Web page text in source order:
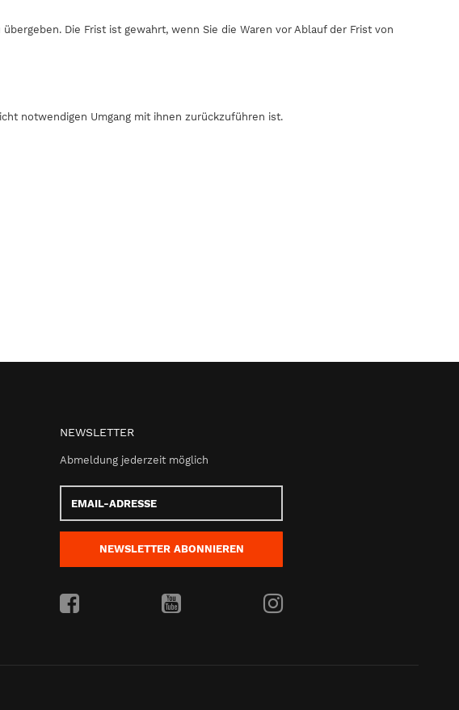
Die Frist ist gewahrt, wenn Sie die Waren vor Ablauf der Frist von
notwendigen Umgang mit ihnen zurückzuführen ist.
NEWSLETTER
Abmeldung jederzeit möglich
Adresse
NEWSLETTER ABONNIEREN